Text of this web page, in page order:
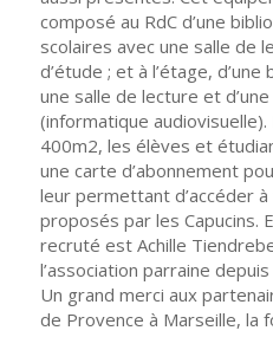
composé au RdC d’une
scolaires avec une salle de
d’étude ; et à l’étage,
une salle de lecture et
(informatique
400m2, les élèves et
une carte d’abonnement
leur permettant d’accéder
proposés par les Capucins.
recruté est Achille
l’association parraine
Un grand merci aux
de Provence à Marseille, la